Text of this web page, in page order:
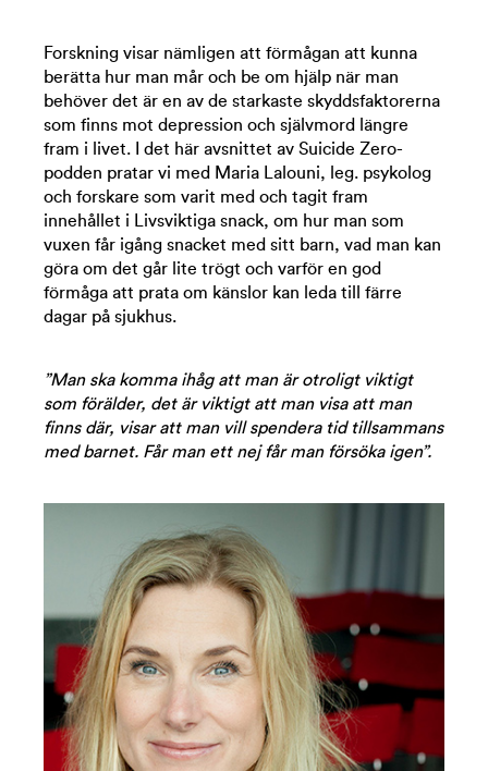
Forskning visar nämligen att förmågan att kunna
berätta hur man mår och be om hjälp när man
behöver det är en av de starkaste skyddsfaktorerna
som finns mot depression och självmord längre
fram i livet. I det här avsnittet av Suicide Zero-
podden pratar vi med Maria Lalouni, leg. psykolog
och forskare som varit med och tagit fram
innehållet i Livsviktiga snack, om hur man som
vuxen får igång snacket med sitt barn, vad man kan
göra om det går lite trögt och varför en god
förmåga att prata om känslor kan leda till färre
dagar på sjukhus.
”Man ska komma ihåg att man är otroligt viktigt
som förälder, det är viktigt att man visa att man
finns där, visar att man vill spendera tid tillsammans
med barnet. Får man ett nej får man försöka igen”.